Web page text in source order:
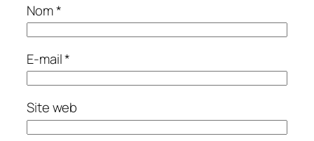
Nom*
E-mail*
Site web